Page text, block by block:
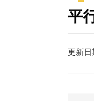
平
更新